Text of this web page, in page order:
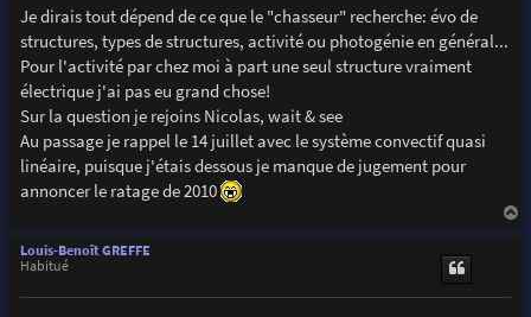
s
s
a
e
Je dirais tout dépend de ce que le "chasseur" recherche: évo de
structures, types de structures, activité ou photogénie en général...
Pour l'activité par chez moi à part une seul structure vraiment
électrique j'ai pas eu grand chose!
Sur la question je rejoins Nicolas, wait & see
Au passage je rappel le 14 juillet avec le système convectif quasi
linéaire, puisque j'étais dessous je manque de jugement pour
annoncer le ratage de 2010
Louis-Benoît GREFFE
Habitué